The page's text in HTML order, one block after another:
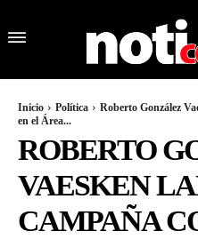
Inicio Política
Roberto González
en el Área...
ROBERTO
VAESKEN
CAMPAÑA